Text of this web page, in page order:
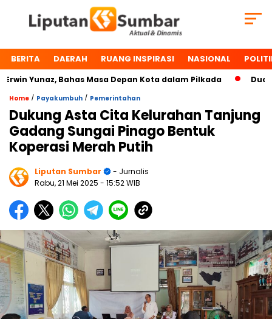
BERITA DAERAH RUANG INSPIRASI NASIONAL
Yunaz, Bahas Masa Depan Kota dalam Pilkada Dua
Home / Payakumbuh / Pemerintahan
Dukung Asta Cita Kelurahan Tanjung
Gadang Sungai Pinago Bentuk
Koperasi Merah Putih
Liputan Sumbar
- Jurnalis
Rabu, 21 Mei 2025 - 15:52 WIB